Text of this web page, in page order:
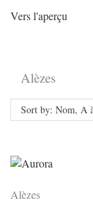
Vers l'aperçu
Alèzes
Sort by: Nom, A
Alèzes